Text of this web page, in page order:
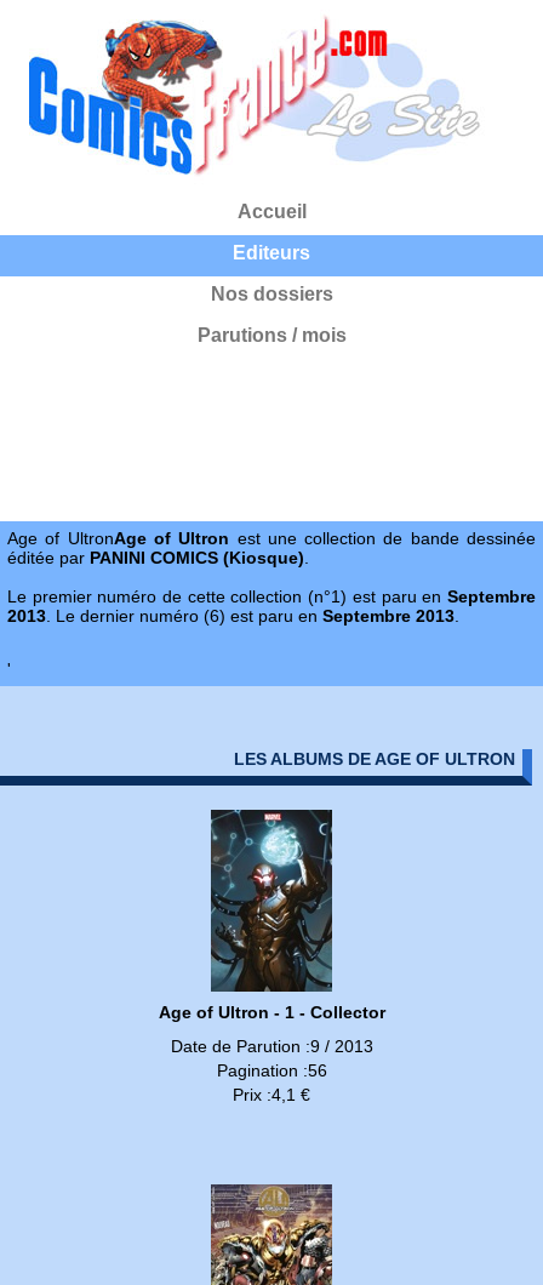
Accueil
Editeurs
Nos dossiers
Parutions / mois
Age of UltronAge of Ultron est une collection de bande dessinée
éditée par PANINI COMICS (Kiosque)
Le premier numéro de cette collection (n°1) est paru en Septembre
2013 . Le dernier numéro (6) est paru en Septembre 2013
'
LES ALBUMS DE AGE OF ULTRON
Age of Ultron - 1 - Collector
Date de Parution :9 / 2013
Pagination :56
Prix :4,1 €